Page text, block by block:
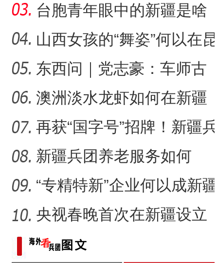
兵团焕发新活力？
台胞青年眼中的新疆是啥
样？
山西女孩的“舞姿”何以在昆
仑山下结硕果？
东西问｜党志豪：车师古
道怎样成为丝绸之路的要
道
澳洲淡水龙虾如何在新疆
沙漠地区“安家”？
再获“国字号”招牌！新疆兵
团这里“夜经济”为何
新疆兵团养老服务如何
从“基本养老”迈向“品质养
“专精特新”企业何以成新疆
兵团高质量发展生力军
央视春晚首次在新疆设立
分会场 首选之地缘何花落